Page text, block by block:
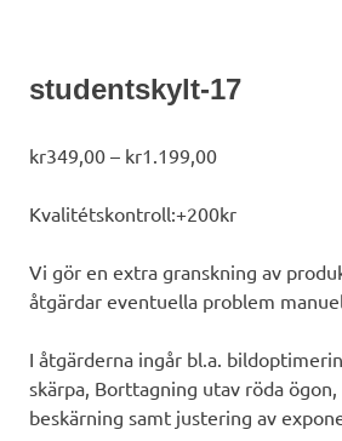
studentskylt-17
kr349,00 – kr1.199,00Prisintervall:
till
Kvalitétskontroll:+200kr
Vi gör en extra granskning av
åtgärdar eventuella problem
I åtgärderna ingår bl.a.
skärpa, Borttagning utav röda
beskärning samt justering av